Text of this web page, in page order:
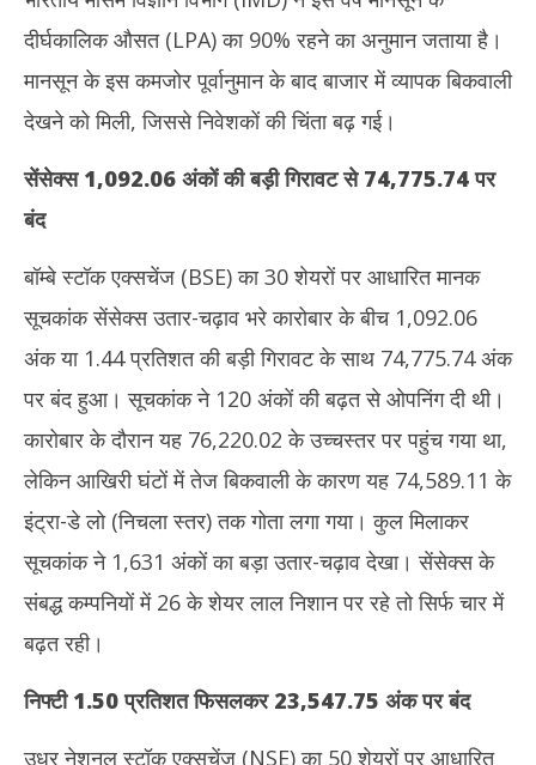
दीर्घकालिक औसत (LPA) का 90% रहने का अनुमान जताया है।
मानसून के इस कमजोर पूर्वानुमान के बाद बाजार में व्यापक बिकवाली
देखने को मिली, जिससे निवेशकों की चिंता बढ़ गई।
सेंसेक्स 1,092.06 अंकों की बड़ी गिरावट से 74,775.74 पर
बंद
बॉम्बे स्टॉक एक्सचेंज (BSE) का 30 शेयरों पर आधारित मानक
सूचकांक सेंसेक्स उतार-चढ़ाव भरे कारोबार के बीच 1,092.06
अंक या 1.44 प्रतिशत की बड़ी गिरावट के साथ 74,775.74 अंक
पर बंद हुआ। सूचकांक ने 120 अंकों की बढ़त से ओपनिंग दी थी।
कारोबार के दौरान यह 76,220.02 के उच्चस्तर पर पहुंच गया था,
लेकिन आखिरी घंटों में तेज बिकवाली के कारण यह 74,589.11 के
इंट्रा-डे लो (निचला स्तर) तक गोता लगा गया। कुल मिलाकर
सूचकांक ने 1,631 अंकों का बड़ा उतार-चढ़ाव देखा। सेंसेक्स के
संबद्ध कम्पनियों में 26 के शेयर लाल निशान पर रहे तो सिर्फ चार में
बढ़त रही।
निफ्टी 1.50 प्रतिशत फिसलकर 23,547.75 अंक पर बंद
उधर नेशनल स्टॉक एक्सचेंज (NSE) का 50 शेयरों पर आधारित